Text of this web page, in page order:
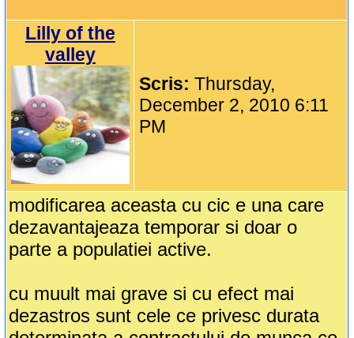
Lilly of the
valley
Scris:Thursday,
December 2, 2010 6:11
PM
modificarea aceasta cu cic e una care
dezavantajeaza temporar si doar o
parte a populatiei active.
cu muult mai grave si cu efect mai
dezastros sunt cele ce privesc durata